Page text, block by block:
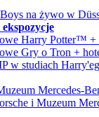
na żywo w
Harry Potter™ +
Gry o Tron +
w studiach
Mercedes-
i Muzeum